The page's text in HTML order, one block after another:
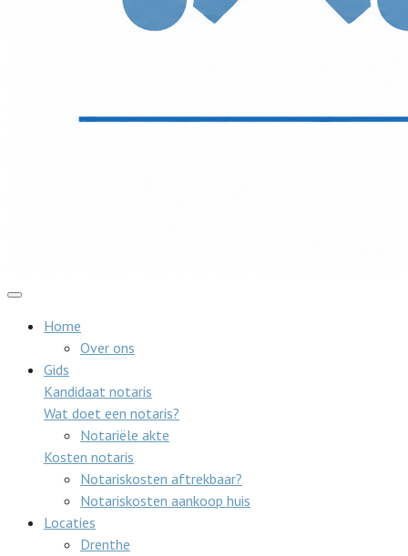
Home
Over ons
Gids
Kandidaat notaris
Wat doet een notaris?
Notariële akte
Kosten notaris
Notariskosten aftrekbaar?
Notariskosten aankoop huis
Locaties
Drenthe